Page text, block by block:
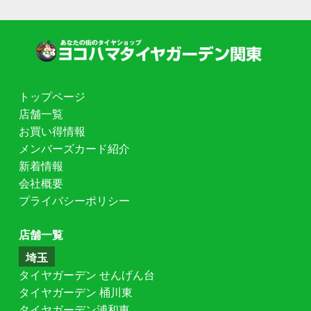
トップページ
店舗一覧
お買い得情報
メンバーズカード紹介
新着情報
会社概要
プライバシーポリシー
店舗一覧
埼玉
タイヤガーデン せんげん台
タイヤガーデン 桶川東